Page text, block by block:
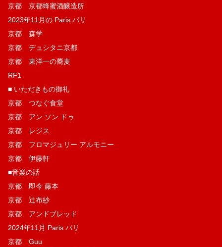
京都 京都蜂蜜酒醸造所
2023年11月の Paris パリ
京都 森学
京都 デュシタニ京都
京都 東洋一の蕎麦
RF1
■ いただきもの御礼
京都 つなぐ食堂
京都 アン ソン ドゥ
京都 レジス
京都 フロマジュリー アルモニー
京都 伊藤軒
■音楽の話
京都 即今 藤本
京都 辻布紗
京都 アンドブレッド
2024年11月 Paris パリ
京都 Guu